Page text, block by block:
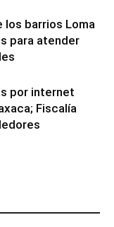
los barrios Loma
para atender
por internet
Fiscalía